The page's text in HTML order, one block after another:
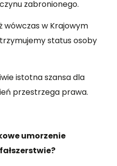
zabronionego.
wówczas w Krajowym
status osoby
istotna szansa dla
przestrzega prawa.
umorzenie